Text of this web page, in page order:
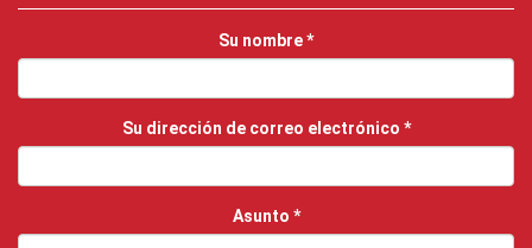
Su nombre*
Su dirección de correo electrónico *
Asunto *